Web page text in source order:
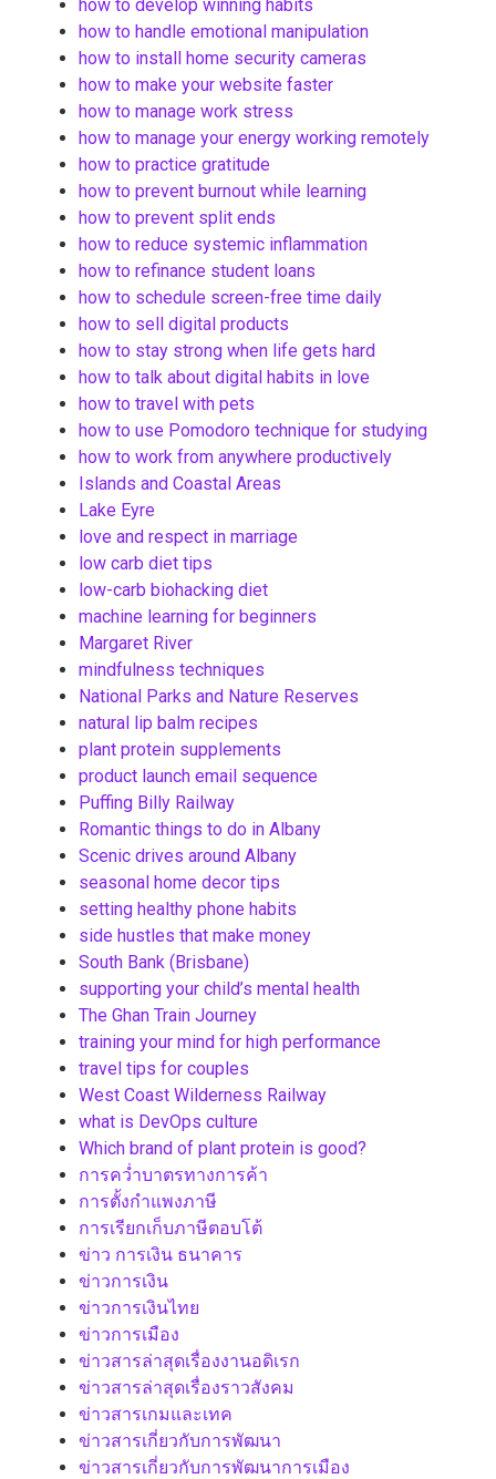
how to develop winning habits
how to handle emotional manipulation
how to install home security cameras
how to make your website faster
how to manage work stress
how to manage your energy working remotely
how to practice gratitude
how to prevent burnout while learning
how to prevent split ends
how to reduce systemic inflammation
how to refinance student loans
how to schedule screen-free time daily
how to sell digital products
how to stay strong when life gets hard
how to talk about digital habits in love
how to travel with pets
how to use Pomodoro technique for studying
how to work from anywhere productively
Islands and Coastal Areas
Lake Eyre
love and respect in marriage
low carb diet tips
low-carb biohacking diet
machine learning for beginners
Margaret River
mindfulness techniques
National Parks and Nature Reserves
natural lip balm recipes
plant protein supplements
product launch email sequence
Puffing Billy Railway
Romantic things to do in Albany
Scenic drives around Albany
seasonal home decor tips
setting healthy phone habits
side hustles that make money
South Bank (Brisbane)
supporting your child’s mental health
The Ghan Train Journey
training your mind for high performance
travel tips for couples
West Coast Wilderness Railway
what is DevOps culture
Which brand of plant protein is good?
การคว่ำบาตรทางการค้า
การตั้งกำแพงภาษี
การเรียกเก็บภาษีตอบโต้
ข่าว การเงิน ธนาคาร
ข่าวการเงิน
ข่าวการเงินไทย
ข่าวการเมือง
ข่าวสารล่าสุดเรื่องงานอดิเรก
ข่าวสารล่าสุดเรื่องราวสังคม
ข่าวสารเกมและเทค
ข่าวสารเกี่ยวกับการพัฒนา
ข่าวสารเกี่ยวกับการพัฒนาการเมือง